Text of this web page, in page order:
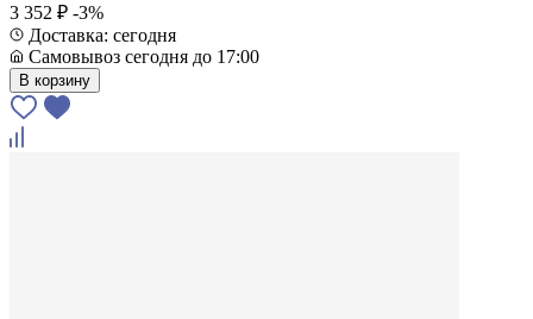
3 352 ₽ -3%
Доставка: сегодня
Самовывоз сегодня до 17:00
В корзину